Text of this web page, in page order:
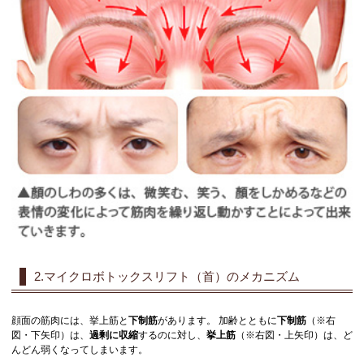
2.マイクロボトックスリフト（首）のメカニズム
顔面の筋肉には、挙上筋と下制筋があります。 加齢とともに下制筋（※右
図・下矢印）は、 過剰に収縮するのに対し、 挙上筋（※右図・上矢印）は、ど
んどん弱くなってしまいます。